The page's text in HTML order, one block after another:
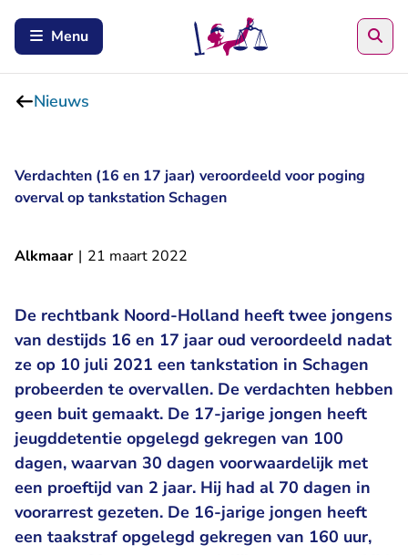
Menu
Nieuws
Verdachten (16 en 17 jaar) veroordeeld voor poging
overval op tankstation Schagen
Alkmaar | 21 maart 2022
De rechtbank Noord-Holland heeft twee jongens
van destijds 16 en 17 jaar oud veroordeeld nadat
ze op 10 juli 2021 een tankstation in Schagen
probeerden te overvallen. De verdachten hebben
geen buit gemaakt. De 17-jarige jongen heeft
jeugddetentie opgelegd gekregen van 100
dagen, waarvan 30 dagen voorwaardelijk met
een proeftijd van 2 jaar. Hij had al 70 dagen in
voorarrest gezeten. De 16-jarige jongen heeft
een taakstraf opgelegd gekregen van 160 uur,